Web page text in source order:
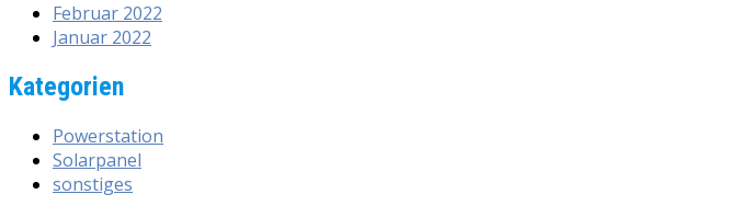
Februar 2022
Januar 2022
Kategorien
Powerstation
Solarpanel
sonstiges